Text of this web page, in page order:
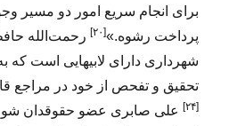
برای انجام سریع امور دو مسیر
پرداخت رشوه.»[۲۰]
رحمت‌الله
شهرداری دارای لابیهایی است که
تحقیق و تفحص از خود در مراجع
[۲۴]
علی صابری عضو حقوقدان